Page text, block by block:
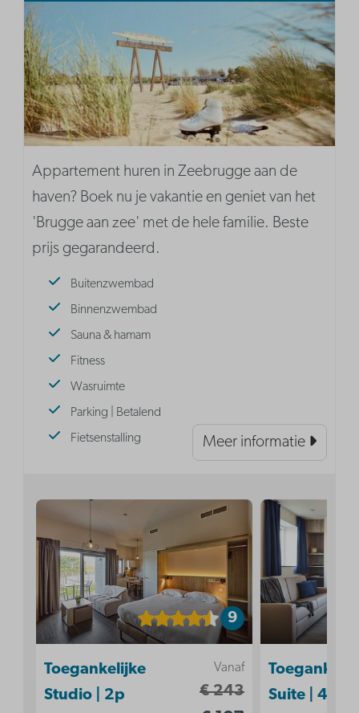
Appartement huren in Zeebrugge aan de
haven? Boek nu je vakantie en geniet van het
'Brugge aan zee' met de hele familie. Beste
prijs gegarandeerd.
Buitenzwembad
Binnenzwembad
Sauna & hamam
Fitness
Wasruimte
Parking | Betalend
Fietsenstalling
Meer informatie
9
Vanaf
€ 243
Toegankelijke
Studio | 2p
Suite | 4p